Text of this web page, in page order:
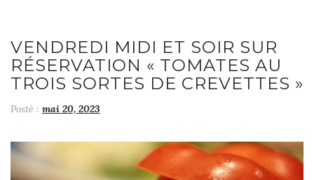
VENDREDI MIDI ET SOIR SUR
RÉSERVATION « TOMATES AU
TROIS SORTES DE CREVETTES »
Posté : mai 20, 2023